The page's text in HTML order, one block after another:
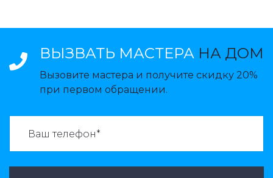
ВЫЗВАТЬ МАСТЕРА НА ДОМ
Вызовите мастера и получите скидку 20%
при первом обращении.